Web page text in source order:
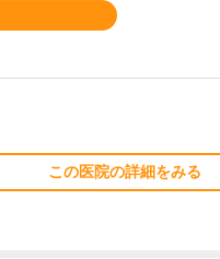
この医院の詳細をみる